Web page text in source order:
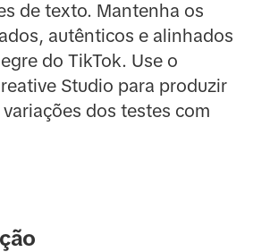
de texto. Mantenha os
autênticos e alinhados
do TikTok. Use o
Studio para produzir
dos testes com